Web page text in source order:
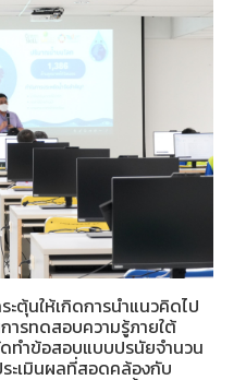
ะตุ้นให้เกิดการนำแนวคิดไป
ารทดสอบความรู้ภายใต้
ทำข้อสอบแบบปรนัยจำนวน
ะเมินผลที่สอดคล้องกับ